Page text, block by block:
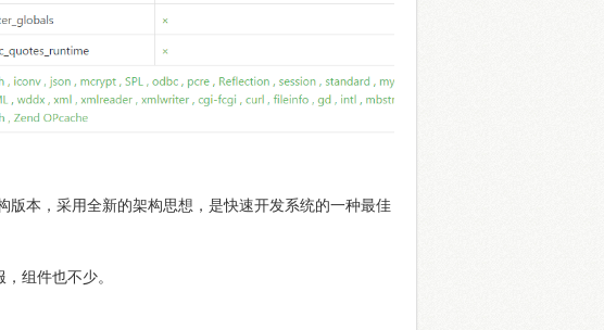
本，采用全新的架构思想，是快速开发系统的一种最佳
组件也不少。